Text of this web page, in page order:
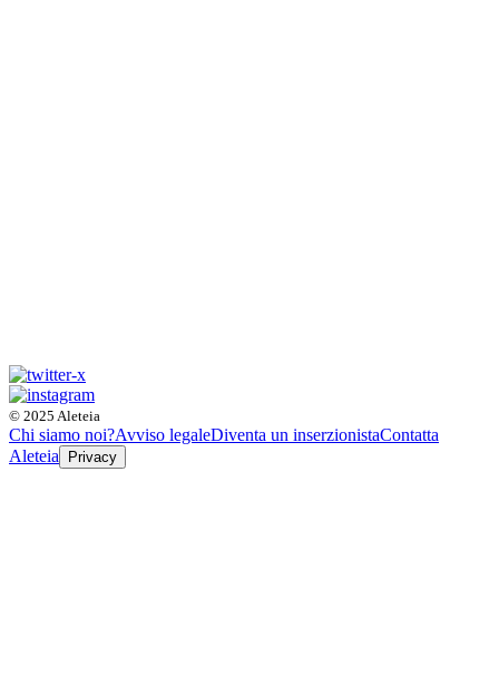
© 2025 Aleteia
Chi siamo noi?Avviso legaleDiventa un inserzionistaContatta
Aleteia
Privacy